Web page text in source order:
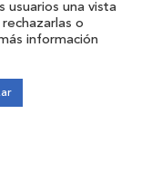
usuarios una vista
o
información